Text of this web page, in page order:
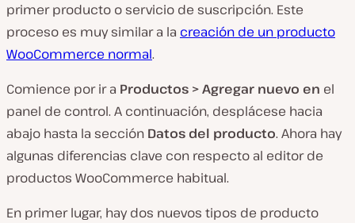
primer producto o servicio de suscripción. Este
proceso es muy similar a la creación de un producto
WooCommerce normal.
Comience por ir a Productos > Agregar nuevo en el
panel de control. A continuación, desplácese hacia
abajo hasta la sección Datos del producto. Ahora hay
algunas diferencias clave con respecto al editor de
productos WooCommerce habitual.
En primer lugar, hay dos nuevos tipos de producto